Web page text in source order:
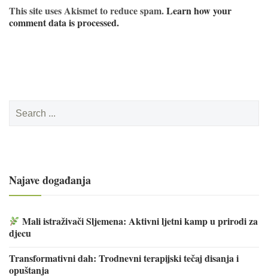
This site uses Akismet to reduce spam.Learn how your
comment data is processed.
for:
Najave događanja
Mali istraživači Sljemena: Aktivni ljetni kamp u prirodi za
djecu
Transformativni dah: Trodnevni terapijski tečaj disanja i
opuštanja